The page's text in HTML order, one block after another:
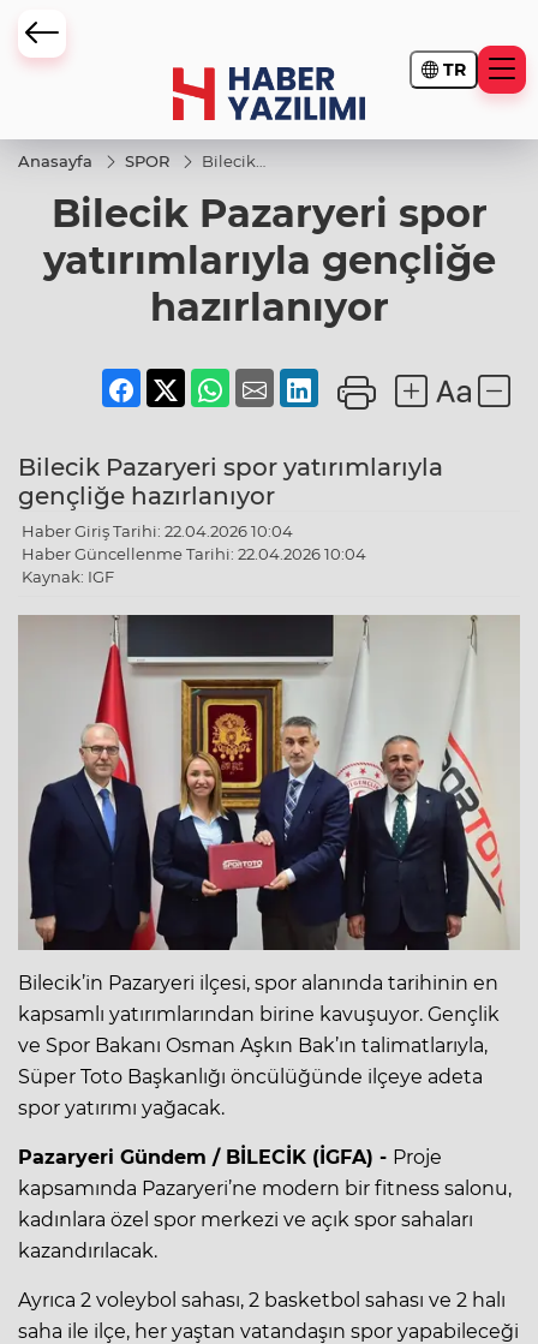
TR
Anasayfa SPOR
Bilecik
spor
yatırımlarıyla
hazırlanıyor
Bilecik Pazaryeri spor
yatırımlarıyla gençliğe
hazırlanıyor
Bilecik Pazaryeri spor yatırımlarıyla
gençliğe hazırlanıyor
Haber Giriş Tarihi: 22.04.2026 10:04
Haber Güncellenme Tarihi: 22.04.2026 10:04
Kaynak: IGF
Bilecik’in Pazaryeri ilçesi, spor alanında tarihinin en
kapsamlı yatırımlarından birine kavuşuyor. Gençlik
ve Spor Bakanı Osman Aşkın Bak’ın talimatlarıyla,
Süper Toto Başkanlığı öncülüğünde ilçeye adeta
spor yatırımı yağacak.
Pazaryeri Gündem / BİLECİK (İGFA) - Proje
kapsamında Pazaryeri’ne modern bir fitness salonu,
kadınlara özel spor merkezi ve açık spor sahaları
kazandırılacak.
Ayrıca 2 voleybol sahası, 2 basketbol sahası ve 2 halı
saha ile ilçe, her yaştan vatandaşın spor yapabileceği